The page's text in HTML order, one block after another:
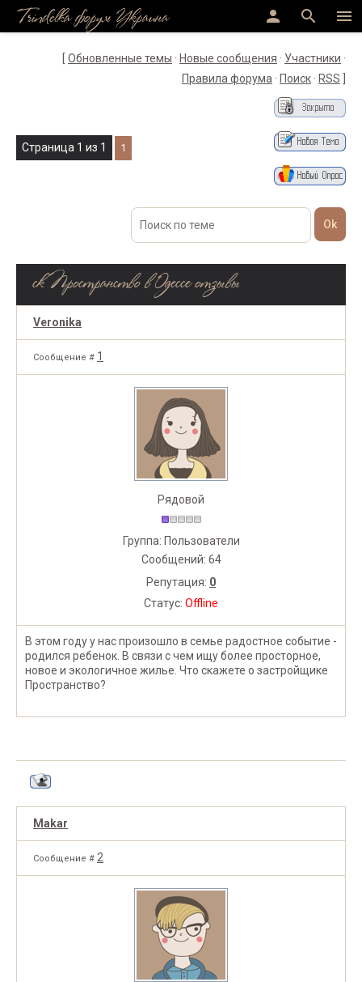
menu
search
person
Trindelka форум Украина
Обновленные темы · Новые сообщения · Участники ·
Правила форума · Поиск · RSS
Страница 1 из 1 1
ск Пространство в Одессе отзывы
Veronika
Сообщение # 1
Рядовой
Группа: Пользователи
Сообщений: 64
Репутация: 0
Статус: Offline
В этом году у нас произошло в семье радостное событие -
родился ребенок. В связи с чем ищу более просторное,
новое и экологичное жилье. Что скажете о застройщике
Пространство?
Makar
Сообщение # 2